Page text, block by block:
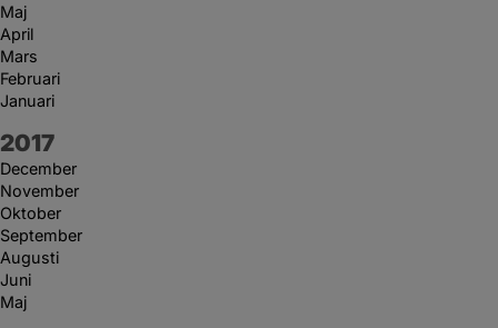
Maj
April
Mars
Februari
Januari
År:
2017
December
November
Oktober
September
Augusti
Juni
Maj